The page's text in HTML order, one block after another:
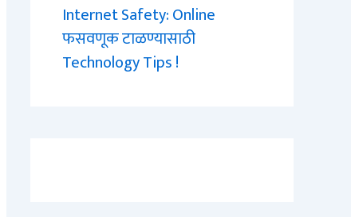
Internet Safety: Online
फसवणूक टाळण्यासाठी
Technology Tips !